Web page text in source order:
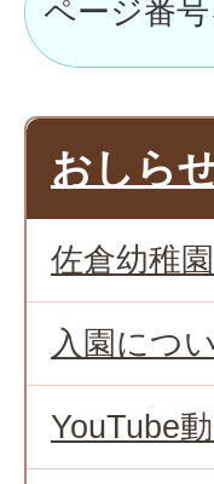
おしら
佐倉幼稚園
入園につ
YouTube